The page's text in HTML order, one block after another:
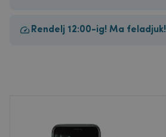
Rendelj 12:00-ig! Ma feladjuk!